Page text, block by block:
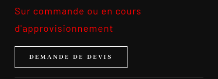
Sur commande ou en cours
d'approvisionnement
DEMANDE DE DEVIS